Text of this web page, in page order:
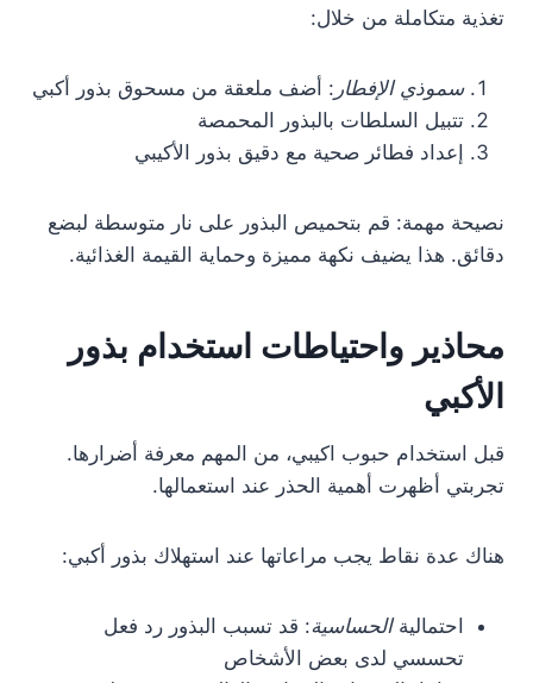
تغذية متكاملة من خلال:
سموذي الإفطار : أضف ملعقة من مسحوق بذور أكبي
تتبيل السلطات بالبذور المحمصة
إعداد فطائر صحية مع دقيق بذور الأكيبي
نصيحة مهمة: قم بتحميص البذور على نار متوسطة لبضع
دقائق. هذا يضيف نكهة مميزة وحماية القيمة الغذائية.
محاذير واحتياطات استخدام بذور
الأكبي
قبل استخدام حبوب اكيبي، من المهم معرفة أضرارها.
تجربتي أظهرت أهمية الحذر عند استعمالها.
هناك عدة نقاط يجب مراعاتها عند استهلاك بذور أكبي:
احتماليةالحساسية: قد تسبب البذور رد فعل
تحسسي لدى بعض الأشخاص